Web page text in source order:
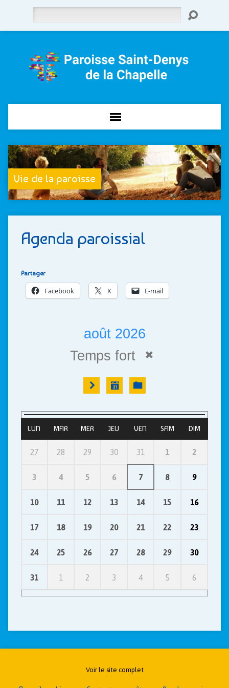
Vie de la paroisse
Agenda paroissial
Partager
Facebook X E-mail
août 2026
Temps fort
LUN MAR MER JEU VEN SAM DIM
27 28 29 30 31 1 2
3 4 5 6 7 8 9
10 11 12 13 14 15 16
17 18 19 20 21 22 23
24 25 26 27 28 29 30
31 1 2 3 4 5 6
Voir le site complet